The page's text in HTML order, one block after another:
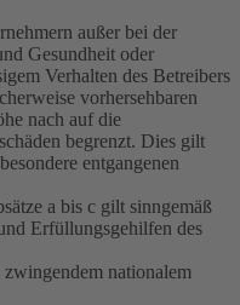
außer bei der
Gesundheit oder
Verhalten des Betreibers
vorhersehbaren
nach auf die
begrenzt. Dies gilt
entgangenen
a bis c gilt sinngemäß
Erfüllungsgehilfen des
nationalem